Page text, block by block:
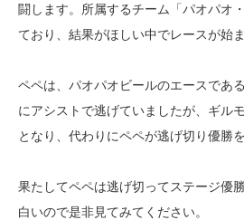
闘します。所属するチーム「パオパオ
ており、結果がほしい中でレースが始ま
ペペは、パオパオビールのエースであ
にアシストで逃げていましたが、ギル
となり、代わりにペペが逃げ切り優勝
果たしてペペは逃げ切ってステージ優
白いので是非見てみてください。